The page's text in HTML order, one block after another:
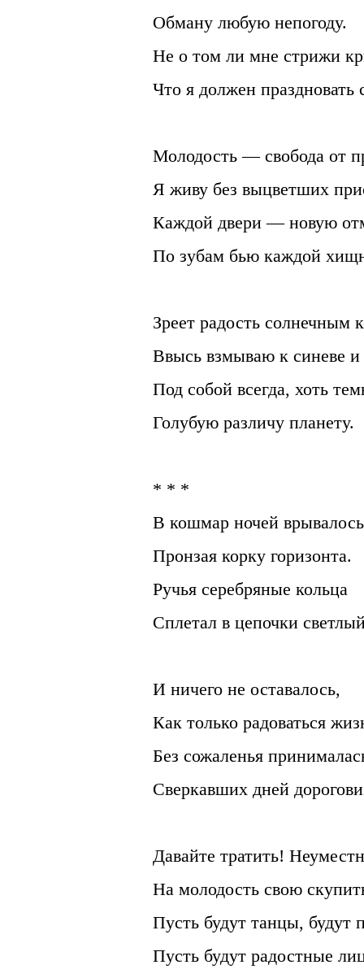
Обману любую непогоду.
Не о том ли мне стрижи
Что я должен праздновать
Молодость — свобода от
Я живу без выцветших
Каждой двери — новую
По зубам бью каждой
Зреет радость солнечным
Ввысь взмываю к синеве и
Под собой всегда, хоть
Голубую различу планету.
* * *
В кошмар ночей
Пронзая корку горизонта.
Ручья серебряные кольца
Сплетал в цепочки
И ничего не оставалось,
Как только радоваться
Без сожаленья
Сверкавших дней
Давайте тратить!
На молодость свою
Пусть будут танцы, будут
Пусть будут радостные